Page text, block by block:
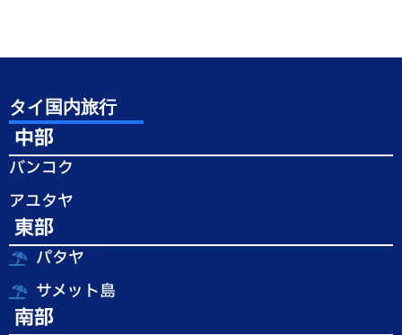
タイ国内旅行
中部
バンコク
アユタヤ
東部
パタヤ
サメット島
南部